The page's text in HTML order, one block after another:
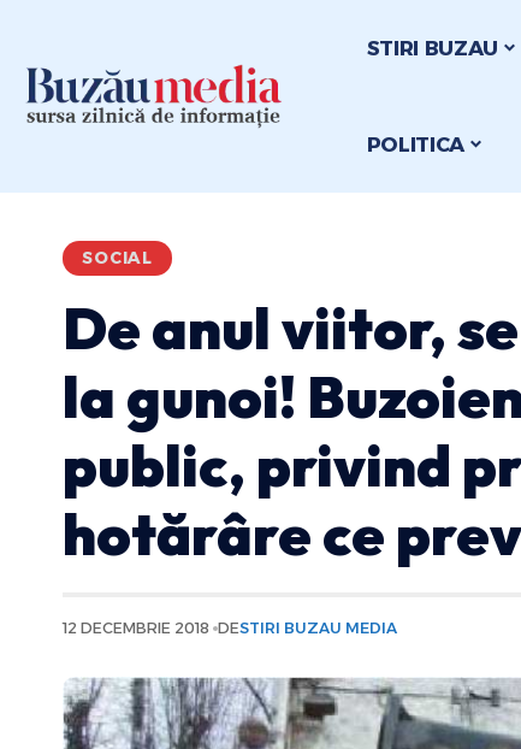
STIRI BUZAU
POLITICA
SOCIAL
De anul viitor,
la gunoi!
public, privind
hotărâre ce
12 DECEMBRIE 2018 DESTIRI BUZAU MEDIA